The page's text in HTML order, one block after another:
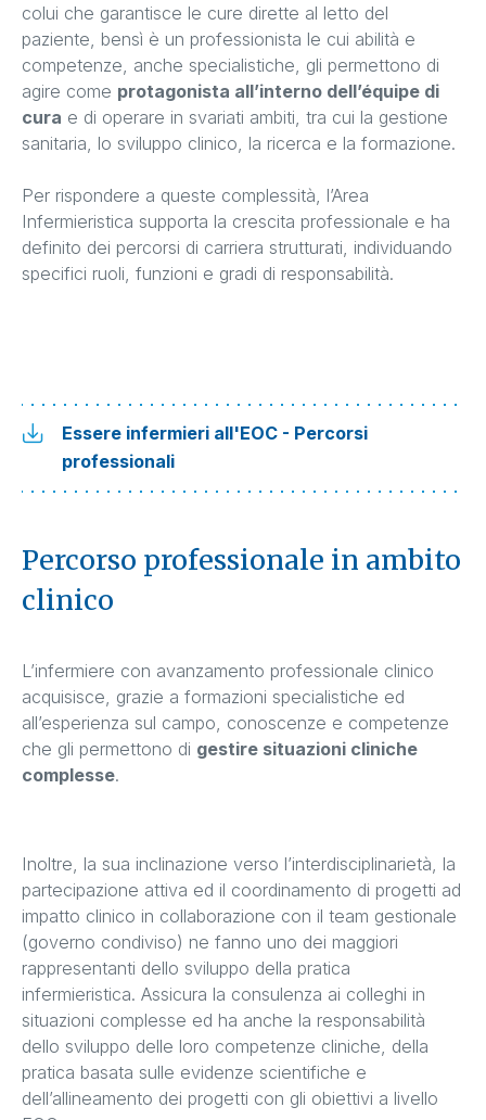
colui che garantisce le cure dirette al letto del
paziente, bensì è un professionista le cui abilità e
competenze, anche specialistiche, gli permettono di
agire come protagonista all’interno dell’équipe di
cura e di operare in svariati ambiti, tra cui la gestione
sanitaria, lo sviluppo clinico, la ricerca e la formazione.
Per rispondere a queste complessità, l’Area
Infermieristica supporta la crescita professionale e ha
definito dei percorsi di carriera strutturati, individuando
specifici ruoli, funzioni e gradi di responsabilità.
Essere infermieri all'EOC - Percorsi
professionali
Percorso professionale in ambito
clinico
L’infermiere con avanzamento professionale clinico
acquisisce, grazie a formazioni specialistiche ed
all’esperienza sul campo, conoscenze e competenze
che gli permettono di gestire situazioni cliniche
complesse.
Inoltre, la sua inclinazione verso l’interdisciplinarietà, la
partecipazione attiva ed il coordinamento di progetti ad
impatto clinico in collaborazione con il team gestionale
(governo condiviso) ne fanno uno dei maggiori
rappresentanti dello sviluppo della pratica
infermieristica. Assicura la consulenza ai colleghi in
situazioni complesse ed ha anche la responsabilità
dello sviluppo delle loro competenze cliniche, della
pratica basata sulle evidenze scientifiche e
dell’allineamento dei progetti con gli obiettivi a livello